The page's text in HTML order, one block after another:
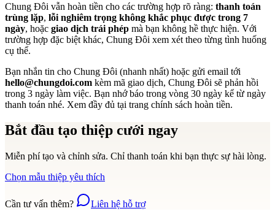
Chung Đôi vẫn hoàn tiền cho các trường hợp rõ ràng: thanh toán
trùng lặp, lỗi nghiêm trọng không khắc phục được trong 7
ngày, hoặc giao dịch trái phép mà bạn không hề thực hiện. Với
trường hợp đặc biệt khác, Chung Đôi xem xét theo từng tình huống
cụ thể.
Bạn nhắn tin cho Chung Đôi (nhanh nhất) hoặc gửi email tới
hello@chungdoi.com kèm mã giao dịch, Chung Đôi sẽ phản hồi
trong 3 ngày làm việc. Bạn nhớ báo trong vòng 30 ngày kể từ ngày
thanh toán nhé. Xem đầy đủ tại trang chính sách hoàn tiền.
Bắt đầu tạo thiệp cưới ngay
Miễn phí tạo và chỉnh sửa. Chỉ thanh toán khi bạn thực sự hài lòng.
Chọn mẫu thiệp yêu thích
Cần tư vấn thêm? Liên hệ hỗ trợ